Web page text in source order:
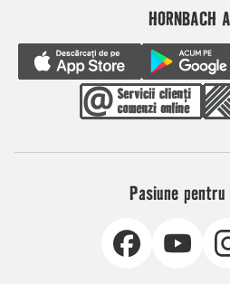
HORNBACH
Pasiune